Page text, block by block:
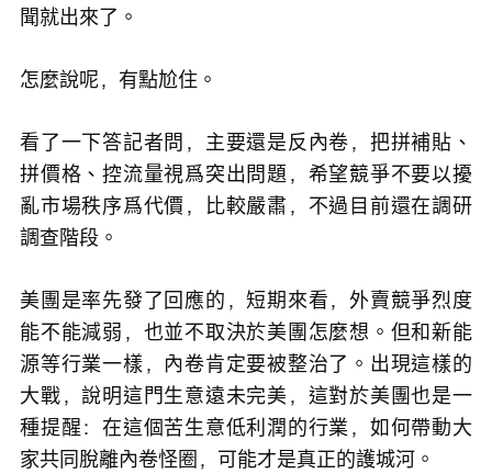
聞就出來了。
怎麼說呢，有點尬住。
看了一下答記者問，主要還是反內卷，把拼補貼、
拼價格、控流量視爲突出問題，希望競爭不要以擾
亂市場秩序爲代價，比較嚴肅，不過目前還在調研
調查階段。
美團是率先發了回應的，短期來看，外賣競爭烈度
能不能減弱，也並不取決於美團怎麼想。但和新能
源等行業一樣，內卷肯定要被整治了。出現這樣的
大戰，說明這門生意遠未完美，這對於美團也是一
種提醒：在這個苦生意低利潤的行業，如何帶動大
家共同脫離內卷怪圈，可能才是真正的護城河。